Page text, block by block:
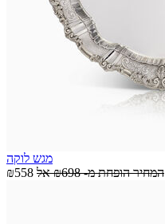
מגש לוקה
₪558
המחיר הופחת מ-₪698 אל